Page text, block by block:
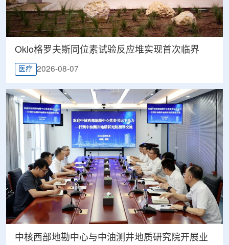
Oklo格罗夫斯同位素试验反应堆实现首次临界
医疗 2026-08-07
中核西部地勘中心与中油测井地质研究院开展业